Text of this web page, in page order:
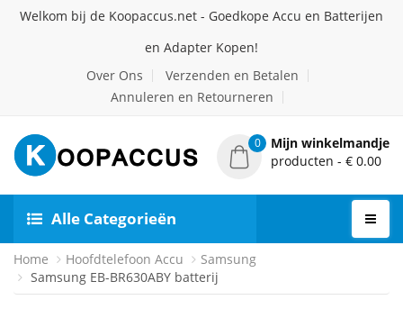
Welkom bij de Koopaccus.net - Goedkope Accu en Batterijen
en Adapter Kopen!
Over Ons
Verzenden en Betalen
Annuleren en Retourneren
0
Mijn winkelmandje
producten - € 0.00
Alle Categorieën
Home Hoofdtelefoon Accu
Samsung
Samsung EB-BR630ABY batterij